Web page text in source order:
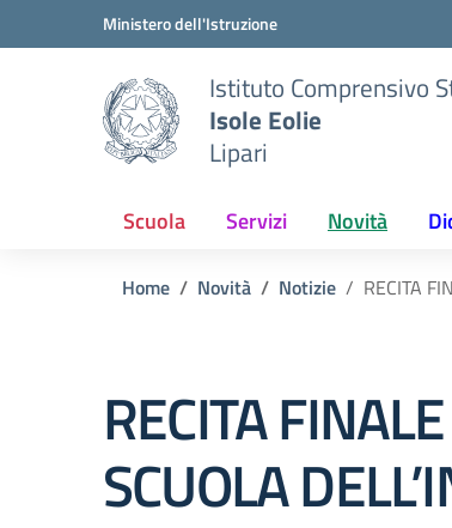
Vai ai contenuti
Vai al menu di navigazione
Ministero dell'Istruzione
Istituto Comprensivo
Isole Eolie
Lipari
Scuola Servizi Novità
Home Novità Notizie RECITA
RECITA
SCUOLA